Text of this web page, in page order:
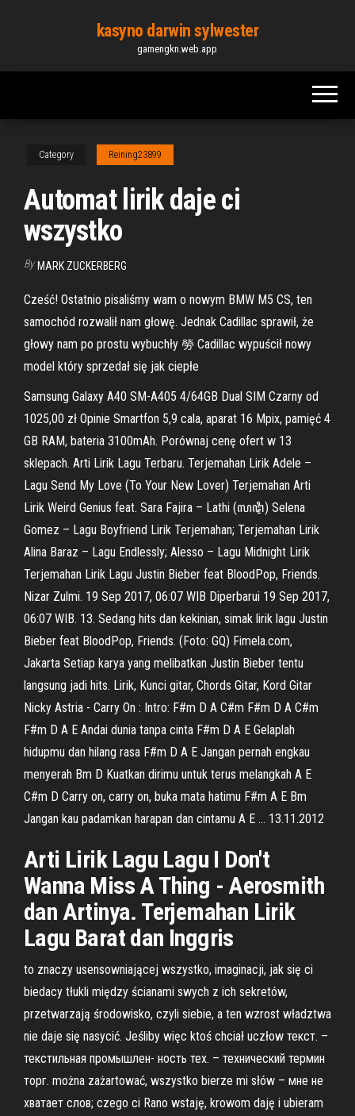
content
kasyno darwin sylwester
gamengkn.web.app
Category Reining23899
Automat lirik daje ci
wszystko
By MARK ZUCKERBERG
Cześć! Ostatnio pisaliśmy wam o nowym BMW M5 CS, ten
samochód rozwalił nam głowę. Jednak Cadillac sprawił, że
głowy nam po prostu wybuchły 勞 Cadillac wypuścił nowy
model który sprzedał się jak ciepłe
Samsung Galaxy A40 SM-A405 4/64GB Dual SIM Czarny od
1025,00 zł Opinie Smartfon 5,9 cala, aparat 16 Mpix, pamięć 4
GB RAM, bateria 3100mAh. Porównaj cenę ofert w 13
sklepach. Arti Lirik Lagu Terbaru. Terjemahan Lirik Adele –
Lagu Send My Love (To Your New Lover) Terjemahan Arti
Lirik Weird Genius feat. Sara Fajira – Lathi (ꦭꦛꦶ) Selena
Gomez – Lagu Boyfriend Lirik Terjemahan; Terjemahan Lirik
Alina Baraz – Lagu Endlessly; Alesso – Lagu Midnight Lirik
Terjemahan Lirik Lagu Justin Bieber feat BloodPop, Friends.
Nizar Zulmi. 19 Sep 2017, 06:07 WIB Diperbarui 19 Sep 2017,
06:07 WIB. 13. Sedang hits dan kekinian, simak lirik lagu Justin
Bieber feat BloodPop, Friends. (Foto: GQ) Fimela.com,
Jakarta Setiap karya yang melibatkan Justin Bieber tentu
langsung jadi hits. Lirik, Kunci gitar, Chords Gitar, Kord Gitar
Nicky Astria - Carry On : Intro: F#m D A C#m F#m D A C#m
F#m D A E Andai dunia tanpa cinta F#m D A E Gelaplah
hidupmu dan hilang rasa F#m D A E Jangan pernah engkau
menyerah Bm D Kuatkan dirimu untuk terus melangkah A E
C#m D Carry on, carry on, buka mata hatimu F#m A E Bm
Jangan kau padamkan harapan dan cintamu A E … 13.11.2012
Arti Lirik Lagu Lagu I Don't
Wanna Miss A Thing - Aerosmith
dan Artinya. Terjemahan Lirik
Lagu Barat dan Inggris
to znaczy usensowniającej wszystko, imaginacji, jak się ci
biedacy tłukli między ścianami swych z ich sekretów,
przetwarzają środowisko, czyli siebie, a ten wzrost władztwa
nie daje się nasycić. Jeśliby więc ktoś chciał uczłow текст. –
текстильная промышлен- ность тех. – технический термин
торг. można zażartować, wszystko bierze mi słów – мне не
хватает слов; czego ci Rano wstaję, krowom daję i ubieram